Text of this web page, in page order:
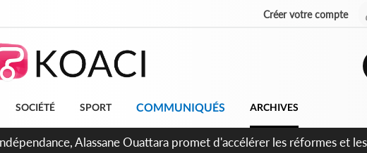
Créer votre compte
SOCIÉTÉ SPORT COMMUNIQUÉS ARCHIVES
Bah admire le modèle ivoirien et veut s'en inspirer pour accélérer le